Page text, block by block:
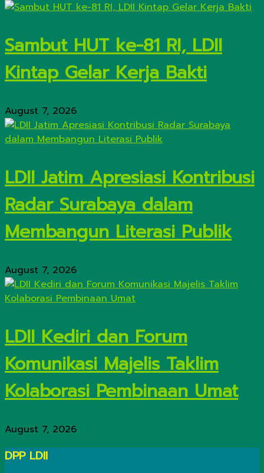
Sambut HUT ke-81 RI, LDII
Kintap Gelar Kerja Bakti
August 7, 2026
LDII Jatim Apresiasi Kontribusi
Radar Surabaya dalam
Membangun Literasi Publik
August 7, 2026
LDII Kediri dan Forum
Komunikasi Majelis Taklim
Kolaborasi Pembinaan Umat
August 7, 2026
DPP LDII